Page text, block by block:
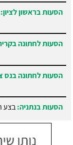
הסעות בראשון לציון:
הסעות לחתונה
הסעות לחתונה בנס
הסעות בנתניה:בצע